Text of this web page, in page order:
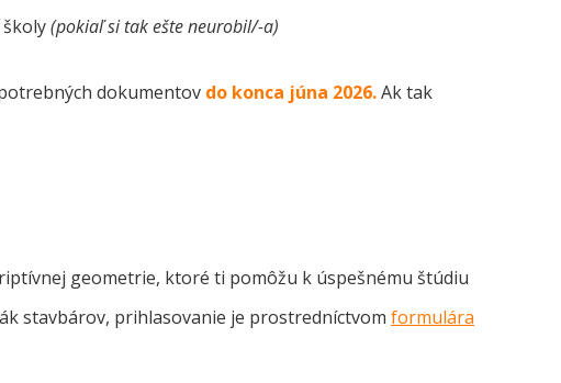
(pokiaľ si tak ešte neurobil/-a)
dokumentov do konca júna 2026.Ak tak
geometrie, ktoré ti pomôžu k úspešnému štúdiu
stavbárov, prihlasovanie je prostredníctvom formulára